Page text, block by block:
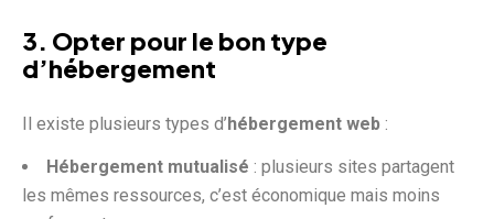
3. Opter pour le bon type
d’hébergement
Il existe plusieurs types d’hébergement web :
Hébergement mutualisé : plusieurs sites partagent
les mêmes ressources, c’est économique mais moins